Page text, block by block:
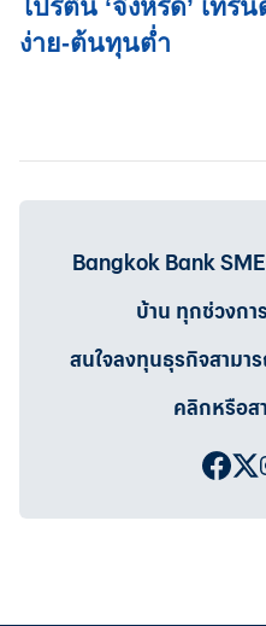
โปรตีน ‘จี้งหรีด’ เทร
ง่าย-ต้นทุนต่ำ
Bangkok Bank
บ้าน ทุกช่วงกา
สนใจลงทุนธุรกิจสามา
คลิกหรือส